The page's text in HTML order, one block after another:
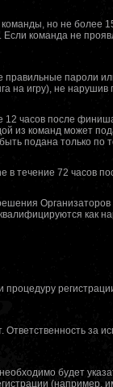
но не более
команда не
пароли
на игру), не нарушив
12 часов после
из команд может
подана только по
в течение 72 часов
как
за
будет
(например,